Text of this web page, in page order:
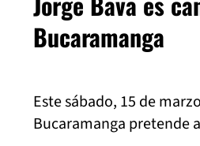
Bucaramanga
Este sábado, 15 de
Bucaramanga pretende